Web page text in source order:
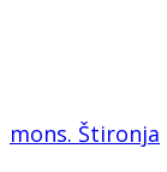
mons. Štironja